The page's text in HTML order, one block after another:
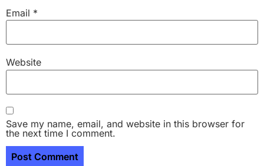
Email *
Website
Save my name, email, and website in this browser for
the next time I comment.